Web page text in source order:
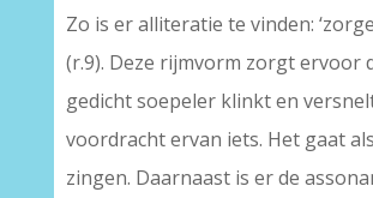
Zo is er alliteratie te vinden:
(r.9). Deze rijmvorm zorgt ervoor
gedicht soepeler klinkt en
voordracht ervan iets. Het gaat
zingen. Daarnaast is er de